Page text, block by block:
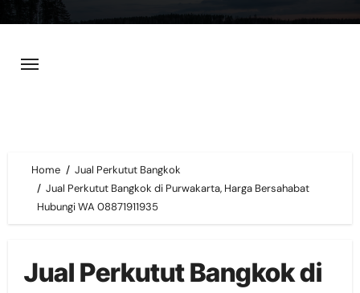
content
Home
Jual Perkutut Bangkok
Jual Perkutut Bangkok di Purwakarta, Harga Bersahabat
Hubungi WA 08871911935
Jual Perkutut Bangkok di